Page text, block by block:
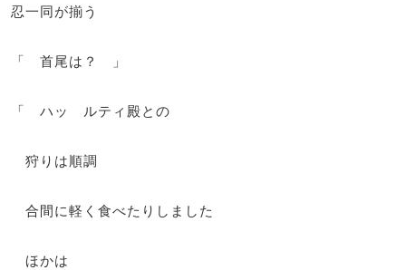
忍一同が揃う
「 首尾は？ 」
「 ハッ ルティ殿との
狩りは順調
合間に軽く食べたりしました
ほかは